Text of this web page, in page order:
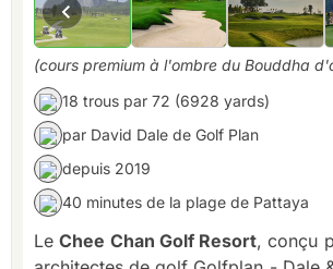
(cours premium à l'ombre du Bouddha
18 trous par 72 (6928 yards)
par David Dale de Golf Plan
depuis 2019
40 minutes de la plage de Pattaya
LeChee Chan Golf Resort, conçu